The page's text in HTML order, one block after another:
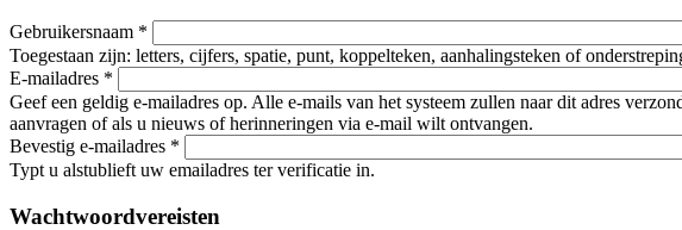
Gebruikersnaam *
Toegestaan zijn: letters, cijfers, spatie, punt, koppelteken, aanhalingsteken of
E-mailadres *
Geef een geldig e-mailadres op. Alle e-mails van het systeem zullen naar dit adres
aanvragen of als u nieuws of herinneringen via e-mail wilt ontvangen.
Bevestig e-mailadres *
Typt u alstublieft uw emailadres ter verificatie in.
Wachtwoordvereisten